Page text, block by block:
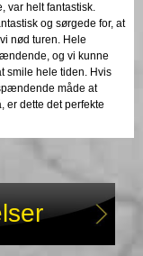
var helt fantastisk.
og sørgede for, at
nød turen. Hele
og vi kunne
smile hele tiden. Hvis
måde at
er dette det perfekte